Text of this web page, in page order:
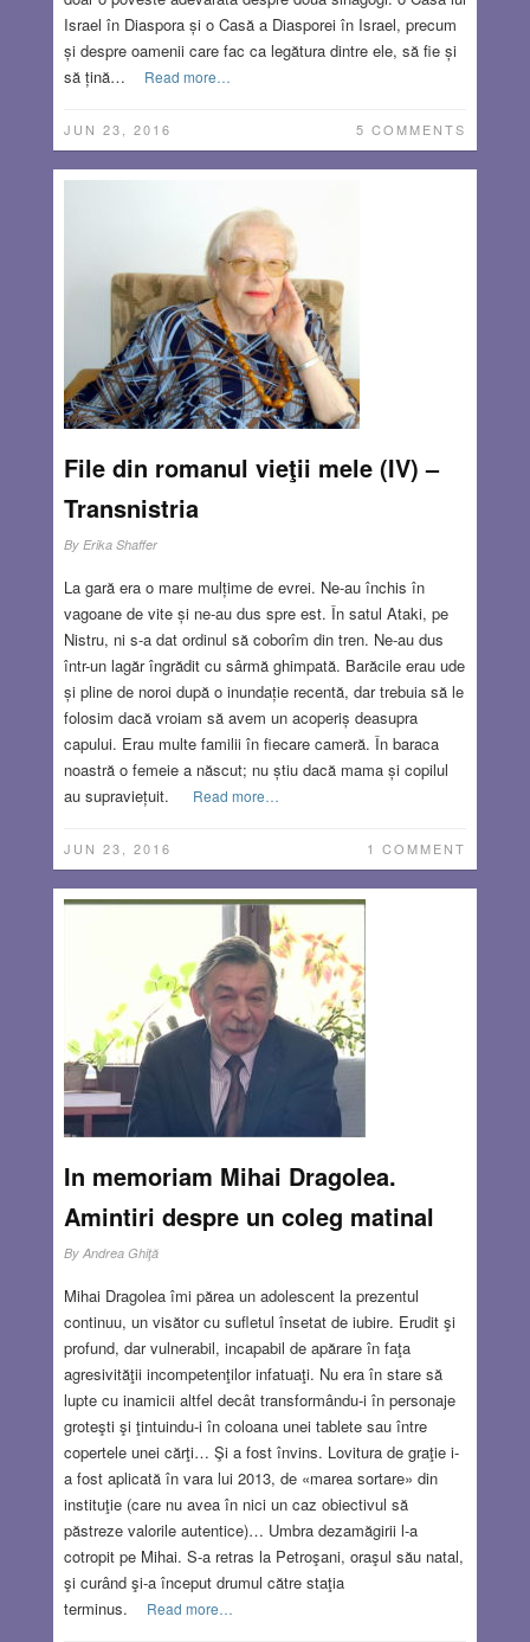
Israel în Diaspora și o Casă a Diasporei în Israel, precum
și despre oamenii care fac ca legătura dintre ele, să fie și
să țină…
Read more…
JUN 23, 2016 5 COMMENTS
File din romanul vieţii mele (IV) –
Transnistria
By Erika Shaffer
La gară era o mare mulțime de evrei. Ne-au închis în
vagoane de vite și ne-au dus spre est. În satul Ataki, pe
Nistru, ni s-a dat ordinul să coborîm din tren. Ne-au dus
într-un lagăr îngrădit cu sârmă ghimpată. Barăcile erau ude
și pline de noroi după o inundație recentă, dar trebuia să le
folosim dacă vroiam să avem un acoperiș deasupra
capului. Erau multe familii în fiecare cameră. În baraca
noastră o femeie a născut; nu știu dacă mama și copilul
au supraviețuit.
Read more…
JUN 23, 2016 1 COMMENT
In memoriam Mihai Dragolea.
Amintiri despre un coleg matinal
By Andrea Ghiţă
Mihai Dragolea îmi părea un adolescent la prezentul
continuu, un visător cu sufletul însetat de iubire. Erudit şi
profund, dar vulnerabil, incapabil de apărare în faţa
agresivităţii incompetenţilor infatuaţi. Nu era în stare să
lupte cu inamicii altfel decât transformându-i în personaje
groteşti şi ţintuindu-i în coloana unei tablete sau între
copertele unei cărţi… Şi a fost învins. Lovitura de graţie i-
a fost aplicată în vara lui 2013, de «marea sortare» din
instituţie (care nu avea în nici un caz obiectivul să
păstreze valorile autentice)… Umbra dezamăgirii l-a
cotropit pe Mihai. S-a retras la Petroşani, oraşul său natal,
şi curând şi-a început drumul către staţia
terminus.
Read more…